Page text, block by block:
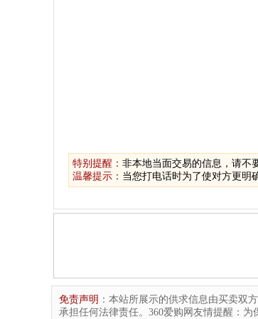
特别提醒： 非本地当面交易的信息，请不
温馨提示： 当您打电话时为了使对方更明
免责声明 ：本站所展示的供求信息由买卖双
承担任何法律责任。360爱购网友情提醒：为